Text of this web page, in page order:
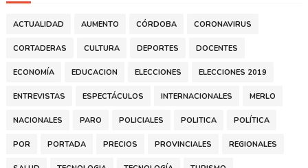
ACTUALIDAD AUMENTO CÓRDOBA CORONAVIRUS
CORTADERAS CULTURA DEPORTES DOCENTES
ECONOMÍA EDUCACION ELECCIONES ELECCIONES 2019
ENTREVISTAS ESPECTÁCULOS INTERNACIONALES MERLO
NACIONALES PARO POLICIALES POLITICA POLÍTICA
POR PORTADA PRECIOS PROVINCIALES REGIONALES